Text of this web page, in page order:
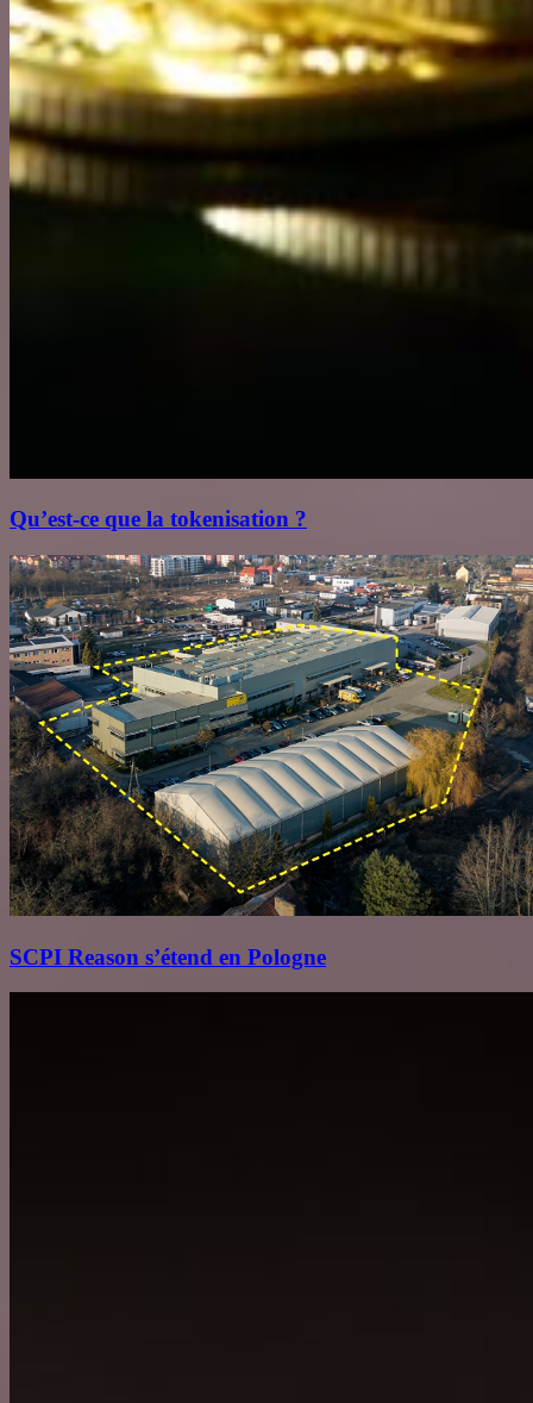
Qu’est‑ce que la tokenisation ?
SCPI Reason s’étend en Pologne